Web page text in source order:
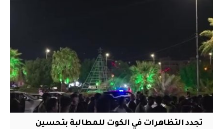
تجدد التظاهرات في الكوت للمطالبة بتحسين